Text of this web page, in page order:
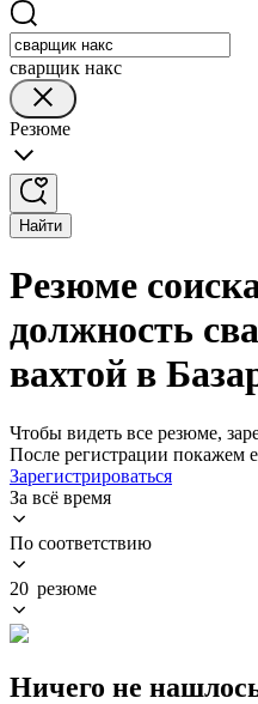
сварщик накс
Резюме
Найти
Резюме
должность
вахтой в
Чтобы видеть все резюме,
После регистрации покажем
Зарегистрироваться
За всё время
По соответствию
20 резюме
Ничего не